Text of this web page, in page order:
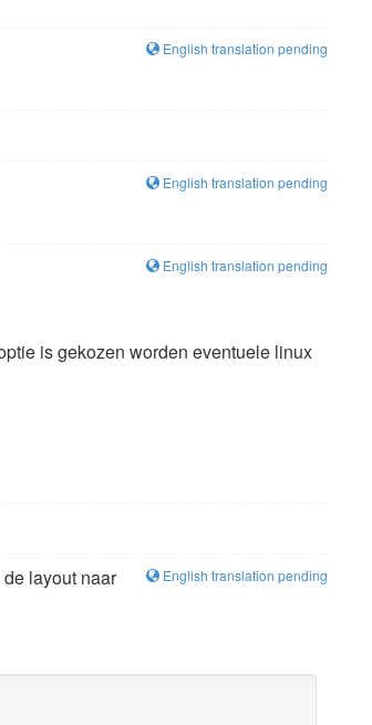
English translation pending
English translation pending
English translation pending
is gekozen worden eventuele linux
English translation pending
layout naar